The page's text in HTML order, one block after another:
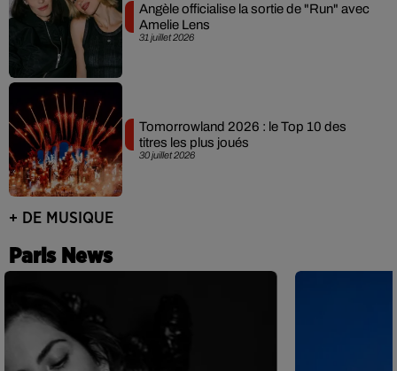
31 juillet 2026
Angèle officialise la sortie de "Run" avec
Amelie Lens
30 juillet 2026
Tomorrowland 2026 : le Top 10 des
titres les plus joués
+ DE MUSIQUE
Paris News